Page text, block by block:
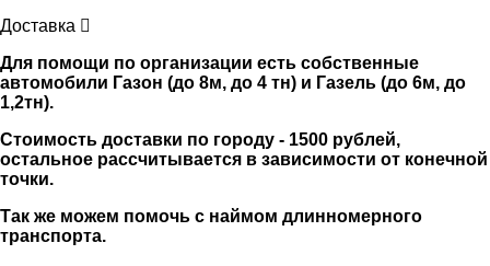
Доставка
Для помощи по организации есть собственные
автомобили Газон (до 8м, до 4 тн) и Газель (до 6м, до
1,2тн).
Стоимость доставки по городу - 1500 рублей,
остальное рассчитывается в зависимости от конечной
точки.
Так же можем помочь с наймом длинномерного
транспорта.